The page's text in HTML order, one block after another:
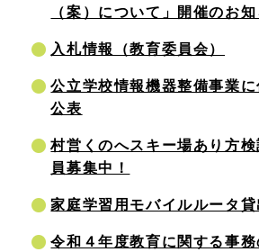
（案）について」開催のお
入札情報（教育委員会）
公立学校情報機器整備事業
公表
村営くのへスキー場あり方
員募集中！
家庭学習用モバイルルータ
令和４年度教育に関する事